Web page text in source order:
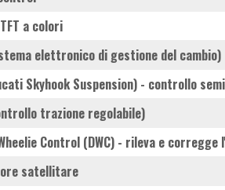
a colori
elettronico di gestione del cambio)
Skyhook Suspension) - controllo
trazione regolabile)
Control (DWC) - rileva e
satellitare